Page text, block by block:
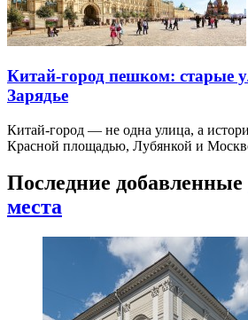
Китай-город пешком: старые
Зарядье
Китай-город — не одна улица, а
Красной площадью, Лубянкой и
Последние добавленные
места